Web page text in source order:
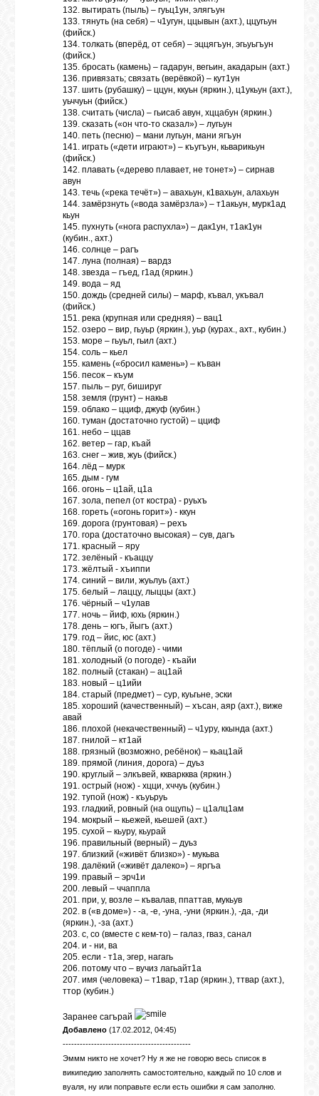
132. вытирать (пыль) – гуьц1ун, элягъун
133. тянуть (на себя) – ч1угун, ццывын (ахт.), ццугьун
(фийск.)
134. толкать (вперёд, от себя) – эццягъун, эгьуьгъун
(фийск.)
135. бросать (камень) – гадарун, вегьин, акадарын (ахт.)
136. привязать; связать (верёвкой) – кут1ун
137. шить (рубашку) – ццун, ккуьн (яркин.), ц1укьун (ахт.),
уьччуьн (фийск.)
138. считать (числа) – гьисаб авун, хццабун (яркин.)
139. сказать («он что-то сказал») – лугьун
140. петь (песню) – мани лугьун, мани ягъун
141. играть («дети играют») – къугъун, кьварикьун
(фийск.)
142. плавать («дерево плавает, не тонет») – сирнав
авун
143. течь («река течёт») – авахьун, к1вахьун, алахьун
144. замёрзнуть («вода замёрзла») – т1акьун, мурк1ад
кьун
145. пухнуть («нога распухла») – дак1ун, т1ак1ун
(кубин., ахт.)
146. солнце – рагъ
147. луна (полная) – вардз
148. звезда – гъед, г1ад (яркин.)
149. вода – яд
150. дождь (средней силы) – марф, къвал, укъвал
(фийск.)
151. река (крупная или средняя) – вац1
152. озеро – вир, гьуьр (яркин.), уьр (курах., ахт., кубин.)
153. море – гьуьл, гьил (ахт.)
154. соль – кьел
155. камень («бросил камень») – къван
156. песок – къум
157. пыль – руг, бишируг
158. земля (грунт) – накьв
159. облако – цциф, джуф (кубин.)
160. туман (достаточно густой) – цциф
161. небо – ццав
162. ветер – гар, къай
163. снег – жив, жуь (фийск.)
164. лёд – мурк
165. дым - гум
166. огонь – ц1ай, ц1а
167. зола, пепел (от костра) - руьхъ
168. гореть («огонь горит») - ккун
169. дорога (грунтовая) – рехъ
170. гора (достаточно высокая) – сув, дагъ
171. красный – яру
172. зелёный - къаццу
173. жёлтый - хъиппи
174. синий – вили, жуьлуь (ахт.)
175. белый – лаццу, лыццы (ахт.)
176. чёрный – ч1улав
177. ночь – йиф, юхь (яркин.)
178. день – югъ, йыгъ (ахт.)
179. год – йис, юс (ахт.)
180. тёплый (о погоде) - чими
181. холодный (о погоде) - къайи
182. полный (стакан) – ац1ай
183. новый – ц1ийи
184. старый (предмет) – сур, куьгьне, эски
185. хороший (качественный) – хъсан, аяр (ахт.), виже
авай
186. плохой (некачественный) – ч1уру, ккында (ахт.)
187. гнилой – кт1ай
188. грязный (возможно, ребёнок) – кьац1ай
189. прямой (линия, дорога) – дуьз
190. круглый – элкъвей, ккваркква (яркин.)
191. острый (нож) - хцци, хччуь (кубин.)
192. тупой (нож) - къуьруь
193. гладкий, ровный (на ощупь) – ц1алц1ам
194. мокрый – кьежей, кьешей (ахт.)
195. сухой – кьуру, кьурай
196. правильный (верный) – дуьз
197. близкий («живёт близко») - мукьва
198. далёкий («живёт далеко») – яргъа
199. правый – эрч1и
200. левый – ччаппла
201. при, у, возле – къвалав, ппаттав, мукьув
202. в («в доме») - -а, -е, -уна, -уни (яркин.), -да, -ди
(яркин.), -за (ахт.)
203. с, со (вместе с кем-то) – галаз, гваз, санал
204. и - ни, ва
205. если - т1а, эгер, нагагь
206. потому что – вучиз лагьайт1а
207. имя (человека) – т1вар, т1ар (яркин.), ттвар (ахт.),
ттор (кубин.)
Заранее сагърай
Добавлено (17.02.2012, 04:45)
---------------------------------------------
Эммм никто не хочет? Ну я же не говорю весь список в
википедию заполнять самостоятельно, каждый по 10 слов и
вуаля, ну или поправьте если есть ошибки я сам заполню.